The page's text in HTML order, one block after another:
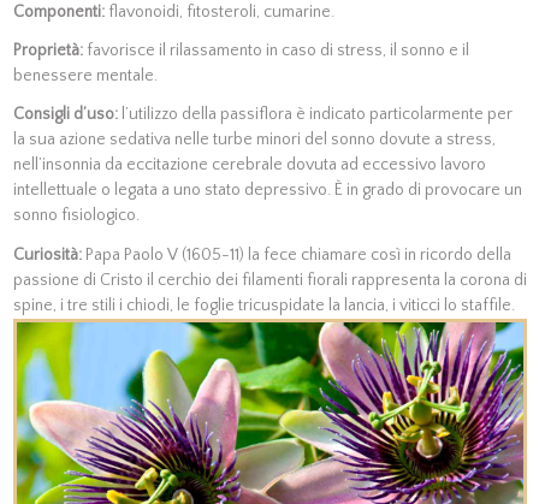
Componenti:flavonoidi, fitosteroli, cumarine.
Proprietà:favorisce il rilassamento in caso di stress, il sonno e il
benessere mentale.
Consigli d’uso:l’utilizzo della passiflora è indicato particolarmente per
la sua azione sedativa nelle turbe minori del sonno dovute a stress,
nell’insonnia da eccitazione cerebrale dovuta ad eccessivo lavoro
intellettuale o legata a uno stato depressivo. È in grado di provocare un
sonno fisiologico.
Curiosità:Papa Paolo V (1605-11) la fece chiamare così in ricordo della
passione di Cristo il cerchio dei filamenti fiorali rappresenta la corona di
spine, i tre stili i chiodi, le foglie tricuspidate la lancia, i viticci lo staffile.